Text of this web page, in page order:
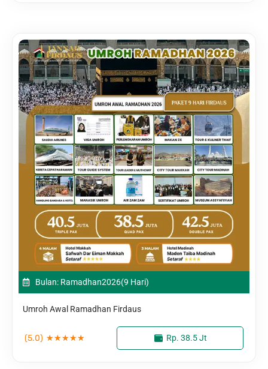
Bulan: Ramadhan2026(9 Hari)
Umroh Awal Ramadhan Firdaus
(5.0) ★★★★★ Rp. 38.5 Jt